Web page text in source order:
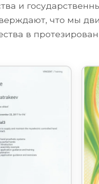
и
что мы
в